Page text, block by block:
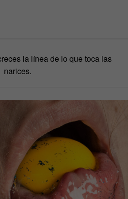
la línea de lo que toca las
narices.